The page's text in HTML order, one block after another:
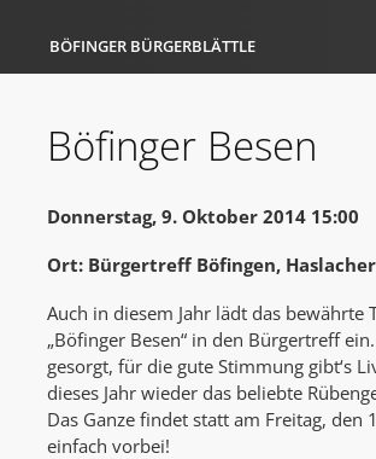
BÖFINGER BÜRGERBLÄTTLE
Böfinger Besen
Donnerstag, 9. Oktober 2014 15:00
Ort: Bürgertreff Böfingen,
Auch in diesem Jahr lädt das
„Böfinger Besen“ in den Bürgertreff
gesorgt, für die gute Stimmung gibt‘s
dieses Jahr wieder das beliebte
Das Ganze findet statt am Freitag, den
einfach vorbei!